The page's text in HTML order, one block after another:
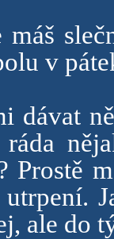
v
dávat
Prostě
ale do